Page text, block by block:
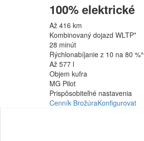
100% elektrické
Až 416 km
Kombinovaný dojazd WLTP*
28 minút
Rýchlonabíjanie z 10 na 80 %^
Až 577 l
Objem kufra
MG Pilot
Prispôsobiteľné nastavenia
Cenník BrožúraKonfigurovat